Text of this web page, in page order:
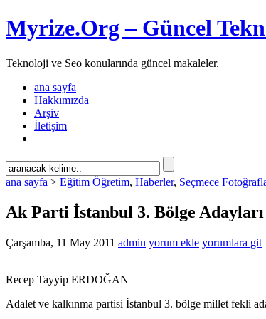
Myrize.Org – Güncel
Teknoloji ve Seo konularında güncel makaleler.
ana sayfa
Hakkımızda
Arşiv
İletişim
ana sayfa > Eğitim Öğretim, Haberler, Seçmece
Ak Parti İstanbul 3. Bölge Adayları
Çarşamba, 11 May 2011 admin yorum ekle yorumlara git
Recep Tayyip ERDOĞAN
Adalet ve kalkınma partisi İstanbul 3. bölge millet fekli